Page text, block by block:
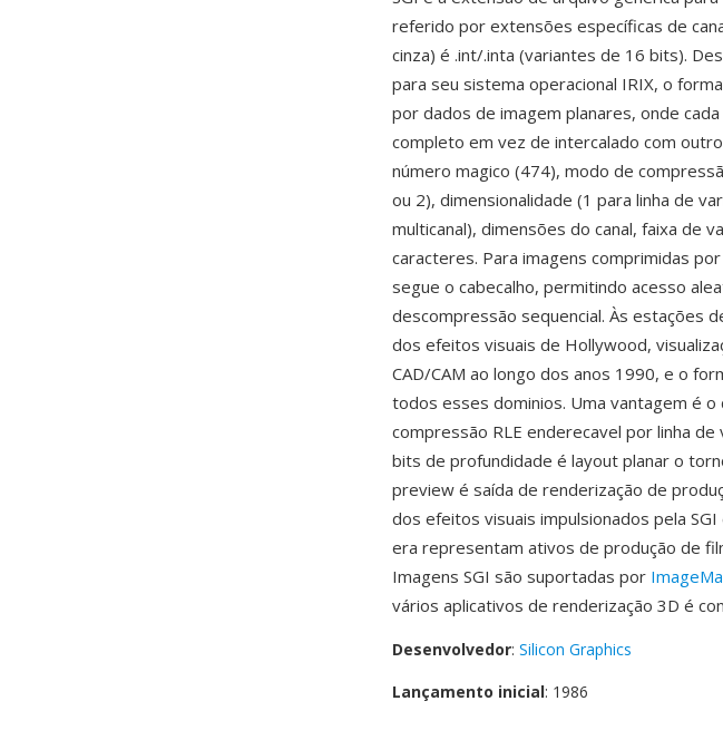
referido por extensões específicas de
cinza) é .int/.inta (variantes de 16 bits).
para seu sistema operacional IRIX, o
por dados de imagem planares, onde
completo em vez de intercalado com
número magico (474), modo de
ou 2), dimensionalidade (1 para linha de
multicanal), dimensões do canal, faixa de
caracteres. Para imagens comprimidas
segue o cabecalho, permitindo acesso
descompressão sequencial. Às estações
dos efeitos visuais de Hollywood,
CAD/CAM ao longo dos anos 1990, e o
todos esses dominios. Uma vantagem é
compressão RLE enderecavel por linha
bits de profundidade é layout planar o
preview é saída de renderização de
dos efeitos visuais impulsionados pela
era representam ativos de produção de
Imagens SGI são suportadas por
vários aplicativos de renderização 3D é
Desenvolvedor: Silicon Graphics
Lançamento inicial: 1986